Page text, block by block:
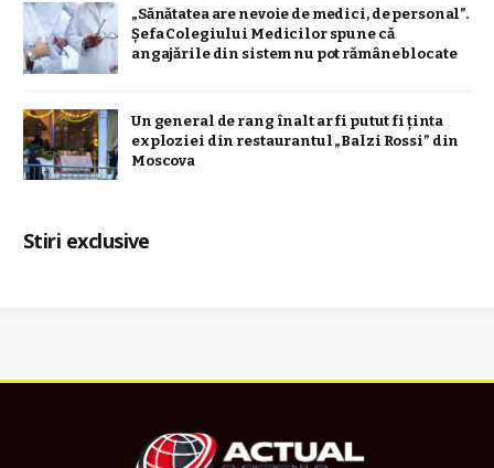
„Sănătatea are nevoie de medici, de personal”.
Șefa Colegiului Medicilor spune că
angajările din sistem nu pot rămâne blocate
Un general de rang înalt ar fi putut fi ținta
exploziei din restaurantul „Balzi Rossi” din
Moscova
Stiri exclusive